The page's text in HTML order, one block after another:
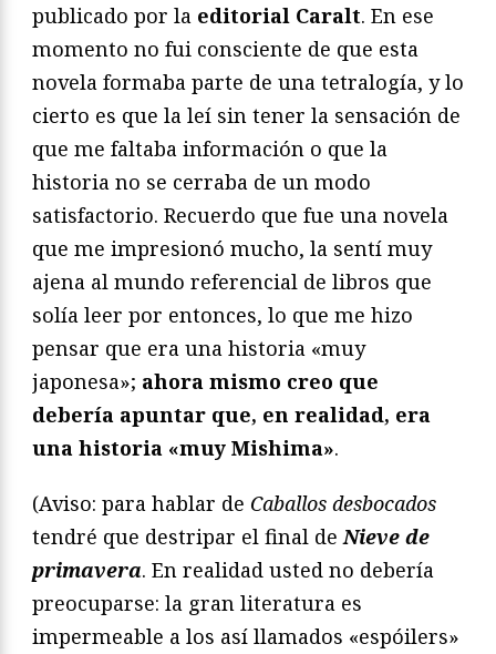
publicado por la editorial Caralt. En ese
momento no fui consciente de que esta
novela formaba parte de una tetralogía, y lo
cierto es que la leí sin tener la sensación de
que me faltaba información o que la
historia no se cerraba de un modo
satisfactorio. Recuerdo que fue una novela
que me impresionó mucho, la sentí muy
ajena al mundo referencial de libros que
solía leer por entonces, lo que me hizo
pensar que era una historia «muy
japonesa»; ahora mismo creo que
debería apuntar que, en realidad, era
una historia «muy Mishima».
(Aviso: para hablar de Caballos desbocados
tendré que destripar el final de Nieve de
primavera. En realidad usted no debería
preocuparse: la gran literatura es
impermeable a los así llamados «espóilers»